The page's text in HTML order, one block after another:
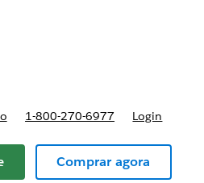
1-800-270-6977 Login
Comprar agora